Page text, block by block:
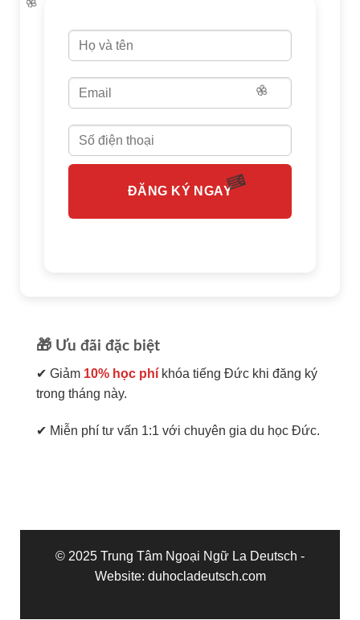
ĐĂNG KÝ NGAY
🎁 Ưu đãi đặc biệt
✔ Giảm 10% học phí khóa tiếng Đức khi đăng ký
trong tháng này.
✔ Miễn phí tư vấn 1:1 với chuyên gia du học Đức.
© 2025 Trung Tâm Ngoại Ngữ La Deutsch -
Website: duhocladeutsch.com